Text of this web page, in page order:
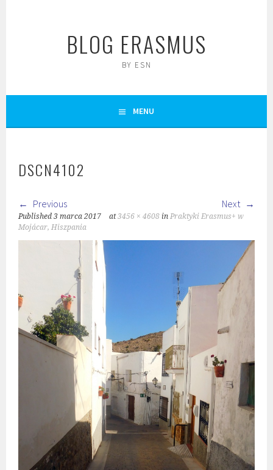
BLOG ERASMUS
BY ESN
MENU
DSCN4102
Previous Next
Published3 marca 2017 at3456 × 4608 inPraktyki Erasmus+ w
Mojácar, Hiszpania